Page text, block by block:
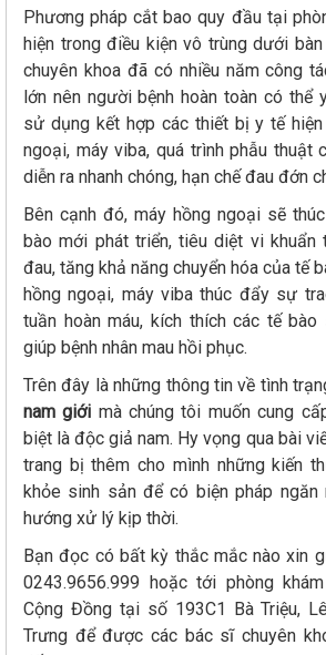
Phương pháp cắt bao quy đầu tại
hiện trong điều kiện vô trùng dưới
chuyên khoa đã có nhiều năm công
lớn nên người bệnh hoàn toàn có thể
sử dụng kết hợp các thiết bị y tế
ngoại, máy viba, quá trình phẫu thuật
diễn ra nhanh chóng, hạn chế đau đớn
Bên cạnh đó, máy hồng ngoại sẽ
bào mới phát triển, tiêu diệt vi khuẩn
đau, tăng khả năng chuyển hóa của tế
hồng ngoại, máy viba thúc đẩy sự
tuần hoàn máu, kích thích các tế
giúp bệnh nhân mau hồi phục.
Trên đây là những thông tin về tình
nam giới mà chúng tôi muốn cung
biệt là độc giả nam. Hy vọng qua bài
trang bị thêm cho mình những kiến
khỏe sinh sản để có biện pháp ngăn
hướng xử lý kịp thời.
Bạn đọc có bất kỳ thắc mắc nào xin
0243.9656.999 hoặc tới phòng
Cộng Đồng tại số 193C1 Bà Triệu,
Trưng để được các bác sĩ chuyên